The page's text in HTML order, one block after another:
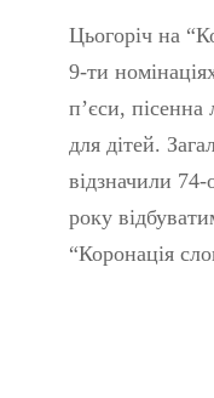
Цьогоріч на
9-ти
п’єси, пісенна
для дітей.
відзначили
року
“Коронація